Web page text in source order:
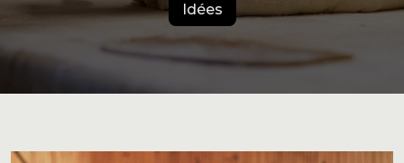
Carrière
Blogue
À propos
Idées